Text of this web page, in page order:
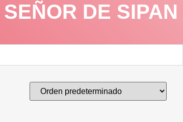
SEÑOR DE SIPAN